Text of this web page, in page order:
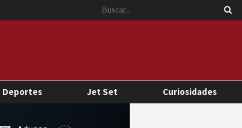
Deportes Jet Set Curiosidades